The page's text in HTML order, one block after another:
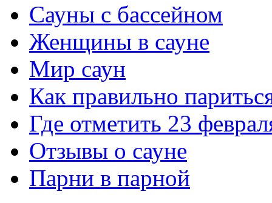
Сауны с бассейном
Женщины в сауне
Мир саун
Как правильно
Где отметить 23
Отзывы о сауне
Парни в парной